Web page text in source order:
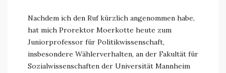
Nachdem ich den Ruf kürzlich angenommen habe,
hat mich Prorektor Moerkotte heute zum
Juniorprofessor für Politikwissenschaft,
insbesondere Wählerverhalten, an der Fakultät für
Sozialwissenschaften der Universität Mannheim